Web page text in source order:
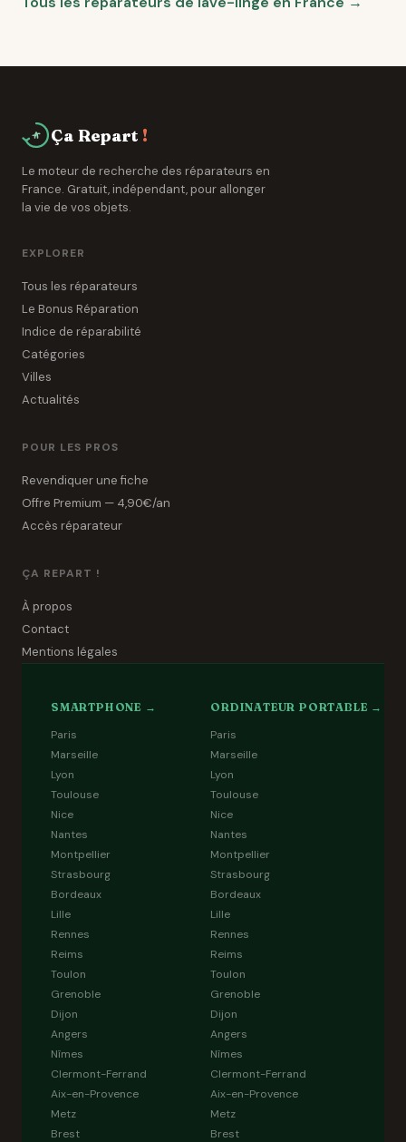
Ça Repart !
Le moteur de recherche des réparateurs en
France. Gratuit, indépendant, pour allonger
la vie de vos objets.
EXPLORER
Tous les réparateurs
Le Bonus Réparation
Indice de réparabilité
Catégories
Villes
Actualités
POUR LES PROS
Revendiquer une fiche
Offre Premium — 4,90€/an
Accès réparateur
ÇA REPART !
À propos
Contact
Mentions légales
SMARTPHONE →
Paris
Marseille
Lyon
Toulouse
Nice
Nantes
Montpellier
Strasbourg
Bordeaux
Lille
Rennes
Reims
Toulon
Grenoble
Dijon
Angers
Nîmes
Clermont-Ferrand
Aix-en-Provence
Metz
Brest
ORDINATEUR PORTABLE →
Paris
Marseille
Lyon
Toulouse
Nice
Nantes
Montpellier
Strasbourg
Bordeaux
Lille
Rennes
Reims
Toulon
Grenoble
Dijon
Angers
Nîmes
Clermont-Ferrand
Aix-en-Provence
Metz
Brest